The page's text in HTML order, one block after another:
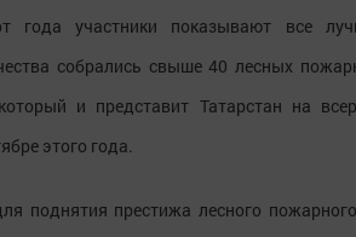
года участники показывают все
собрались свыше 40 лесных
и представит Татарстан на
этого года.
поднятия престижа лесного